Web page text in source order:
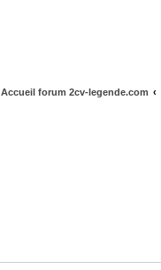
Accueil forum 2cv-legende.com